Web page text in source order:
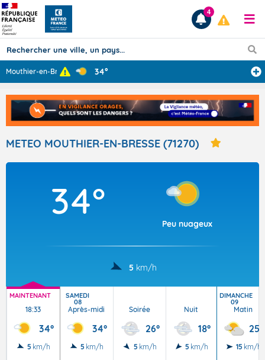
Prévisions
TOUS LES RÉSULTATS
Articles
4
Mouthier-en-Bre... 34°
METEO MOUTHIER-EN-BRESSE (71270)
34°
Peu nuageux
5 km/h
MAINTENANT
18:33
34°
5 km/h
SAMEDI
08
Après-midi
34°
5 km/h
Soirée
26°
5 km/h
Nuit
18°
5 km/h
DIMANCHE
09
Matin
25°
15 km/h